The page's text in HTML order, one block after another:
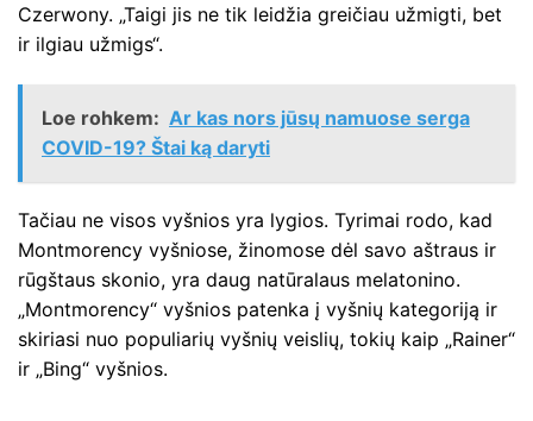
Czerwony. „Taigi jis ne tik leidžia greičiau užmigti, bet
ir ilgiau užmigs“.
Loe rohkem: Ar kas nors jūsų namuose serga
COVID-19? Štai ką daryti
Tačiau ne visos vyšnios yra lygios. Tyrimai rodo, kad
Montmorency vyšniose, žinomose dėl savo aštraus ir
rūgštaus skonio, yra daug natūralaus melatonino.
„Montmorency“ vyšnios patenka į vyšnių kategoriją ir
skiriasi nuo populiarių vyšnių veislių, tokių kaip „Rainer“
ir „Bing“ vyšnios.